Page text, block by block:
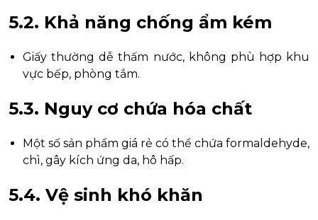
5.2. Khả năng chống ẩm kém
Giấy thường dễ thấm nước, không phù hợp khu
vực bếp, phòng tắm.
5.3. Nguy cơ chứa hóa chất
Một số sản phẩm giá rẻ có thể chứa formaldehyde,
chì, gây kích ứng da, hô hấp.
5.4. Vệ sinh khó khăn